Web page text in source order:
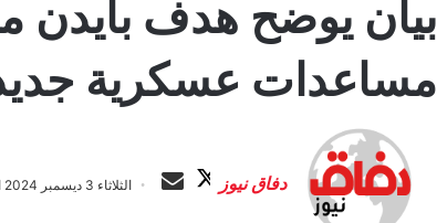
بيان يوضح هدف بايدن
مساعدات عسكرية جديدة
دفاق نيوز
ا
ب
الثلاثاء 3 ديسمبر 2024 الساعة 6:13 ص